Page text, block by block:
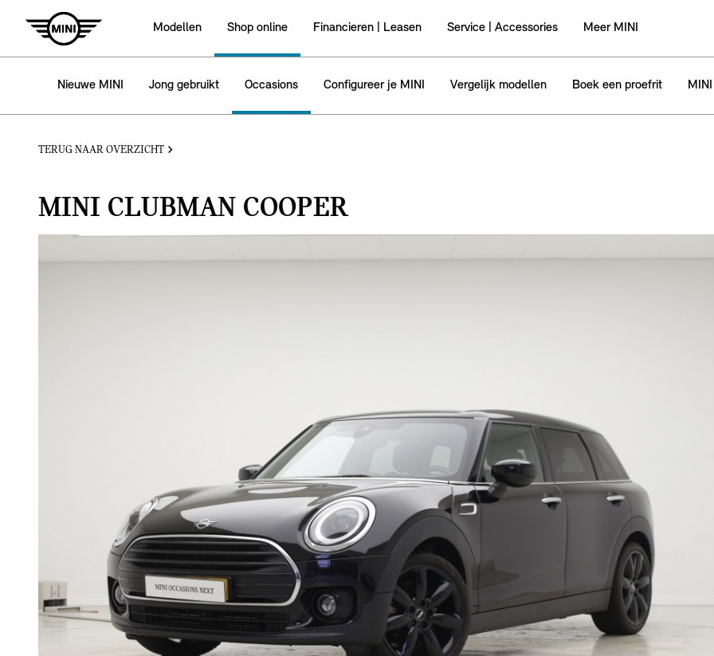
Modellen Shop online Financieren | Leasen Service | Accessories Meer MINI
Nieuwe MINI Jong gebruikt Occasions Configureer je MINI Vergelijk modellen Boek een proefrit
TERUG NAAR OVERZICHT
MINI CLUBMAN COOPER